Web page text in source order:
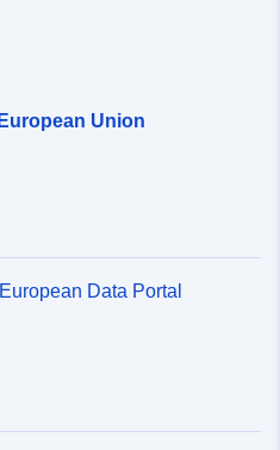
Union
Data Portal